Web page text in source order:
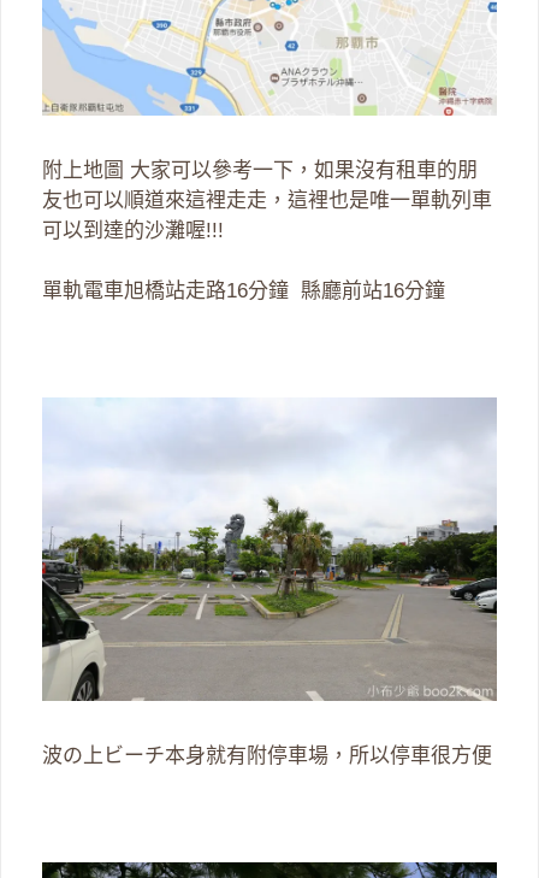
附上地圖 大家可以參考一下，如果沒有租車的朋
友也可以順道來這裡走走，這裡也是唯一單軌列車
可以到達的沙灘喔!!!
單軌電車旭橋站走路16分鐘 縣廳前站16分鐘
波の上ビーチ本身就有附停車場，所以停車很方便